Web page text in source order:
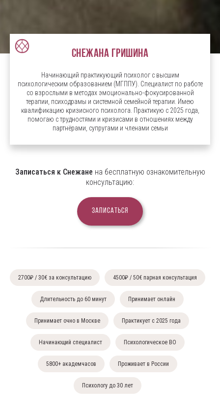
Снежана Гришина
Начинающий практикующий психолог с высшим
психологическим образованием (МГППУ). Специалист по работе
со взрослыми в методах эмоционально-фокусированной
терапии, психодрамы и системной семейной терапии. Имею
квалификацию кризисного психолога. Практикую с 2025 года,
помогаю с трудностями и кризисами в отношениях между
партнёрами, супругами и членами семьи
Записаться к Снежане на бесплатную ознакомительную
консультацию:
Записаться
2700₽ / 30€ за консультацию 4500₽ / 50€ парная консультация
Длительность до 60 минут Принимает онлайн
Принимает очно в Москве Практикует с 2025 года
Начинающий специалист Психологическое ВО
5800+ академчасов Проживает в России
Психологу до 30 лет